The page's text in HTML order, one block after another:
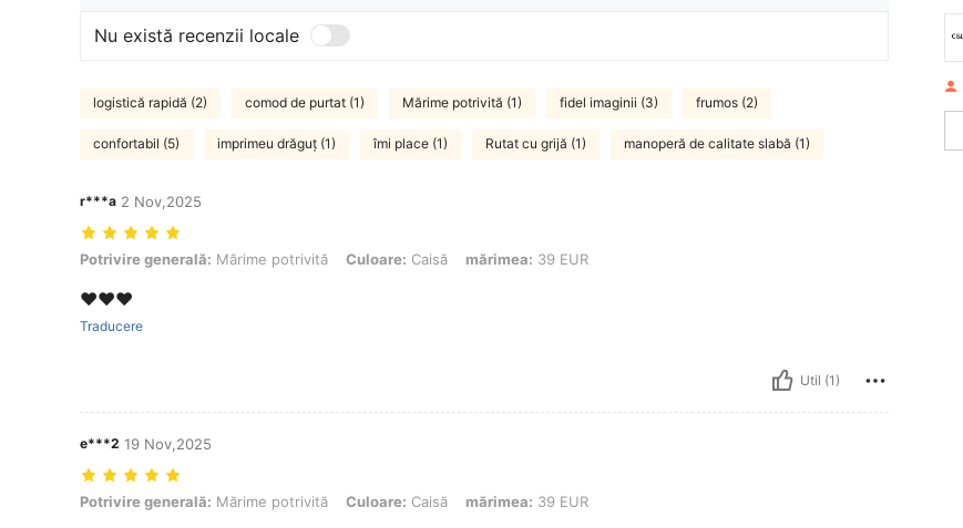
Nu există recenzii locale
logistică rapidă (2) comod de purtat (1) Mărime potrivită (1) fidel imaginii (3) frumos (2)
confortabil (5) imprimeu drăguț (1) îmi place (1) Rutat cu grijă (1) manoperă de calitate slabă (1)
r***a 2 Nov,2025
Potrivire generală: Mărime potrivită, Culoare: Caisă, mărimea: 39 EUR
Potrivire generală: Mărime potrivită Culoare: Caisă mărimea: 39 EUR
❤️❤️❤️
Traducere
Util (1)
e***2 19 Nov,2025
Potrivire generală: Mărime potrivită, Culoare: Caisă, mărimea: 39 EUR
Potrivire generală: Mărime potrivită Culoare: Caisă mărimea: 39 EUR